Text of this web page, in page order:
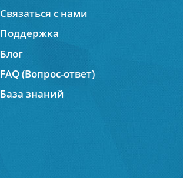
Связаться с нами
Поддержка
Блог
FAQ (Вопрос-ответ)
База знаний